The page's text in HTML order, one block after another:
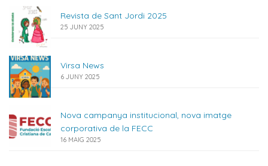
Revista de Sant Jordi 2025
25 JUNY 2025
Virsa News
6 JUNY 2025
Nova campanya institucional, nova imatge
corporativa de la FECC
16 MAIG 2025